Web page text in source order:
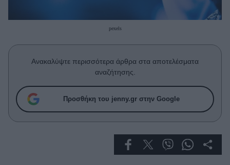
Πρόσωπα
Celebrities
Who
True Stories
Ask the Guru
pexels
Ανακαλύψτε περισσότερα άρθρα στα αποτελέσματα
αναζήτησης.
Προσθήκη του jenny.gr στην Google